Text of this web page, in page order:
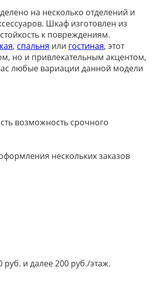
на несколько отделений и
Шкаф изготовлен из
к повреждениям.
, спальня или гостиная, этот
но и привлекательным акцентом,
любые вариации данной модели
возможность срочного
нескольких заказов
и далее 200 руб./этаж.